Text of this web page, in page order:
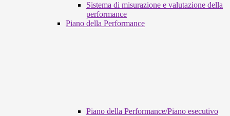
Sistema di misurazione e valutazione della
performance
Piano della Performance
Piano della Performance/Piano esecutivo